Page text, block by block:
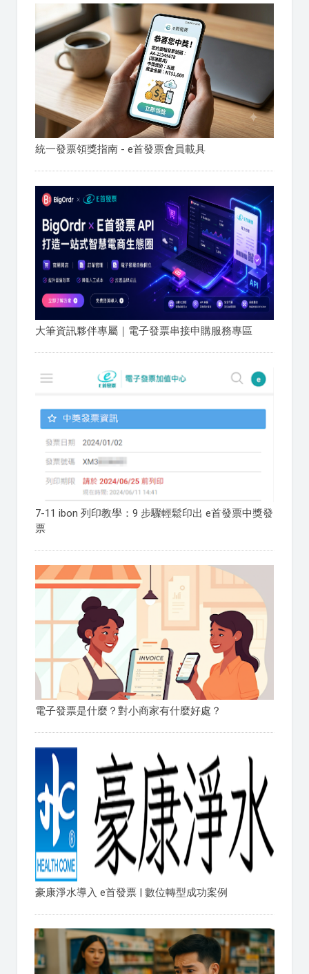
統一發票領獎指南 - e首發票會員載具
大筆資訊夥伴專屬｜電子發票串接申購服務專區
7-11 ibon 列印教學：9 步驟輕鬆印出 e首發票中獎發
票
電子發票是什麼？對小商家有什麼好處？
豪康淨水導入 e首發票 | 數位轉型成功案例